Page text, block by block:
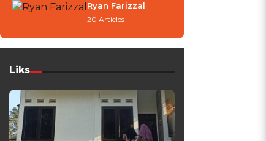
Ryan Farizzal
20 Articles
Liks